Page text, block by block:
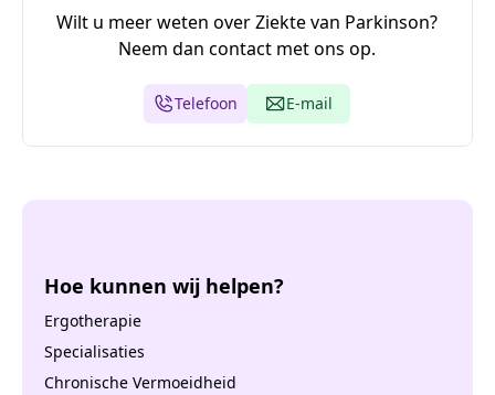
Wilt u meer weten over Ziekte van Parkinson?
Neem dan contact met ons op.
Telefoon E-mail
Hoe kunnen wij helpen?
Ergotherapie
Specialisaties
Chronische Vermoeidheid